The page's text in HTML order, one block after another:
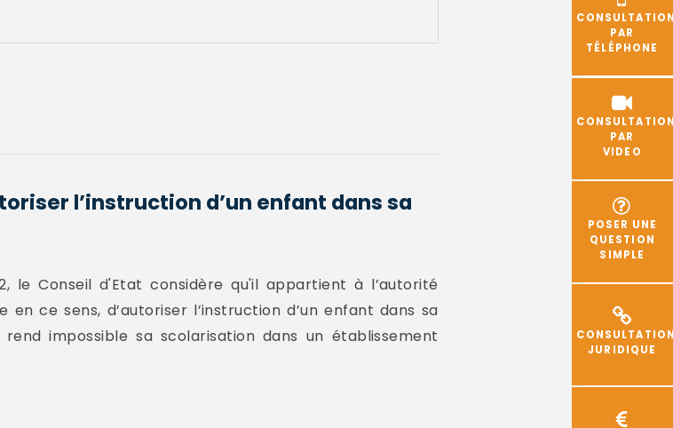
PAR
TÉLÉPHONE
PAR
VIDEO
POSER UNE
QUESTION
SIMPLE
JURIDIQUE
l’instruction d’un enfant dans sa
le Conseil d'Etat considère qu'il appartient à l’autorité
ce sens, d’autoriser l’instruction d’un enfant dans sa
impossible sa scolarisation dans un établissement